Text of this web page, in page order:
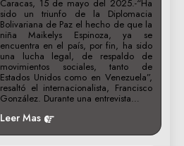
Caracas, 15 de mayo del 2025.-“Ha
sido un triunfo de la Diplomacia
Bolivariana de Paz el hecho de que la
niña Maikelys Espinoza, ya se
encuentra en el país, por fin, ha sido
una lucha legal, de respaldo de
movimientos sociales, tanto de
Estados Unidos como en Venezuela”,
resaltó el internacionalista, Francisco
González. Durante una entrevista…
Leer Mas